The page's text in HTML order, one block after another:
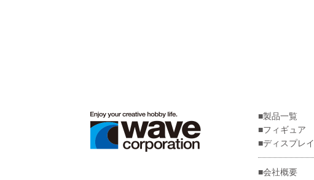
製品一覧
フィギュア
ディスプレイ
会社概要